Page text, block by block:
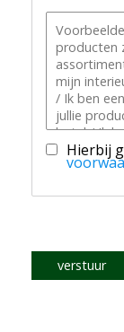
Hierbij
verstuur